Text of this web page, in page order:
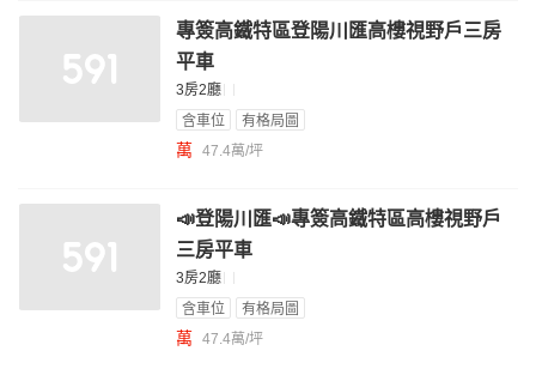
專簽高鐵特區登陽川匯高樓視野戶三房
平車
3房2廳
含車位
有格局圖
萬 47.4萬/坪
📣登陽川匯📣專簽高鐵特區高樓視野戶
三房平車
3房2廳
含車位
有格局圖
萬 47.4萬/坪